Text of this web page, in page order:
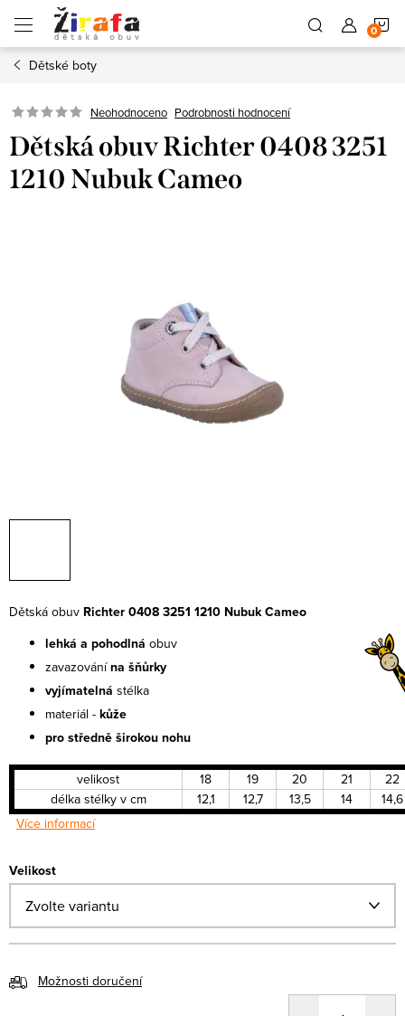
obsah
Dětské boty
Neohodnoceno Podrobnosti hodnocení
Dětská obuv Richter 0408 3251
1210 Nubuk Cameo
Dětská obuv Richter 0408 3251 1210 Nubuk Cameo
lehká a pohodlná obuv
zavazovánína šňůrky
vyjímatelná stélka
materiál - kůže
pro středně širokou nohu
velikost 18 19 20 21
22
délka stélky v cm
12,1 12,7 13,5 14
14,6
Více informací
Velikost
Možnosti doručení